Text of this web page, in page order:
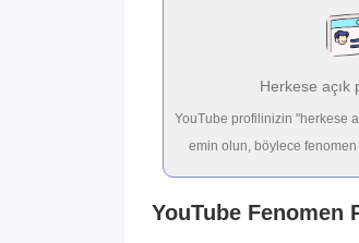
Herkese açık
YouTube profilinizin "herkese
emin olun, böylece
YouTube Fenomen